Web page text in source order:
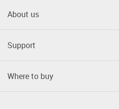
About us
Support
Where to buy